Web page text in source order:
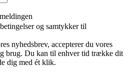
og samtykker til
nyhedsbrev, accepterer du vores
brug. Du kan til enhver tid trække dit
dig med ét klik.